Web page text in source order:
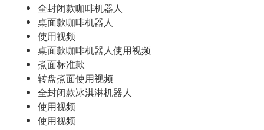
全封闭款咖啡机器人
桌面款咖啡机器人
使用视频
桌面款咖啡机器人使用视频
煮面标准款
转盘煮面使用视频
全封闭款冰淇淋机器人
使用视频
使用视频